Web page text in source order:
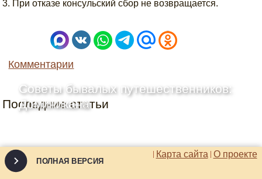
3. При отказе консульский сбор не возвращается.
Комментарии
Последние статьи
Советы бывалых путешественников:
Доминикана
О проекте
Карта сайта
ПОЛНАЯ ВЕРСИЯ